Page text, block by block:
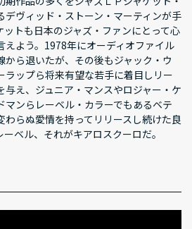
デヴィッド・ストーン・マーティンが手
トも日本のジャズ・ファンにとって心
えよう。1978年にオーディオファイル
から退いたが、その後もジャック・ウ
ラップら将来有望な若手に着目しリー
与え、ジュニア・マンスやロジャー・ケ
マンらレーベル・カラーでもあるベテ
わらぬ愛情を持ってリリースし続けた良
ベル、それがキアロスクーロだ。